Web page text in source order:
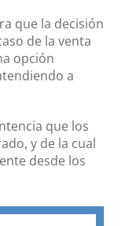
que la decisión
de la venta
opción
a
que los
y de la cual
desde los